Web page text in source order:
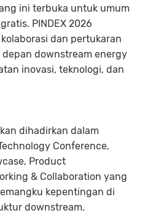
ini terbuka untuk umum
PINDEX 2026
dan pertukaran
downstream energy
inovasi, teknologi, dan
dihadirkan dalam
Conference,
Product
& Collaboration yang
kepentingan di
downstream.